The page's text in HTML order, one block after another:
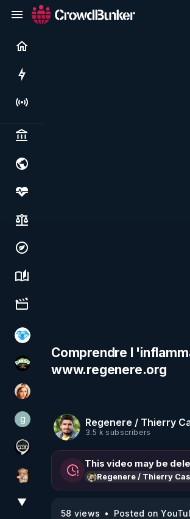
Politics & institutions
Society, justice & freedoms
Economy, environment & technology
Science, history & spirituality
Culture, media & entertainment
A.D.N.M
DMSO pour TOUS
Ambr3
ggilo59
Notre Réalité Est Falsifiée Et Fausse
DataCenter
▼
Comprendre l
www.regenere.org
Regenere / Thierry
3.5 k subscribers
This video may be
Regenere / Thierry
58 views
Posted on